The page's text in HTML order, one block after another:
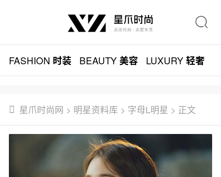
FASHION 时装 BEAUTY美容 LUXURY轻奢
星爪时尚网 > 明星资料库 > 字母L明星 > 正文